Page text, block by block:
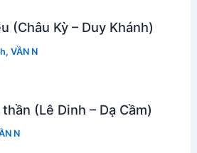
(Châu Kỳ – Duy Khánh)
, VẦN N
(Lê Dinh – Dạ Cầm)
N